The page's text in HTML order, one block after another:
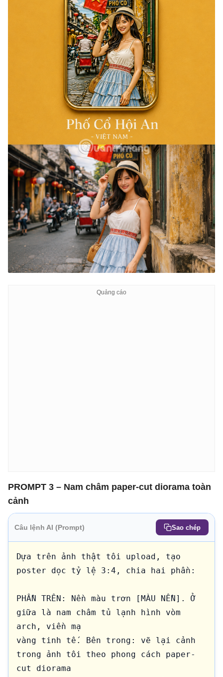
PROMPT 3 – Nam châm paper-cut diorama toàn
cảnh
Câu lệnh AI (Prompt) Sao chép
Dựa trên ảnh thật tôi upload, tạo
poster dọc tỷ lệ 3:4, chia hai phần:
PHẦN TRÊN: Nền màu trơn [MÀU NỀN]. Ở
giữa là nam châm tủ lạnh hình vòm
arch, viền mạ
vàng tinh tế. Bên trong: vẽ lại cảnh
trong ảnh tôi theo phong cách paper-
cut diorama